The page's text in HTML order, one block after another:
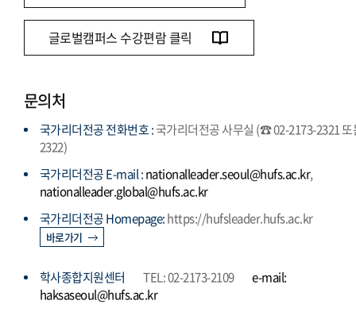
글로벌캠퍼스 수강편람 클릭
문의처
국가리더전공 전화번호 :국가리더전공 사무실 (☎ 02-2173-2321 또
2322)
국가리더전공 E-mail :nationalleader.seoul@hufs.ac.kr,
nationalleader.global@hufs.ac.kr
국가리더전공 Homepage:https://hufsleader.hufs.ac.kr
바로가기
학사종합지원센터 TEL: 02-2173-2109
e-mail:
haksaseoul@hufs.ac.kr